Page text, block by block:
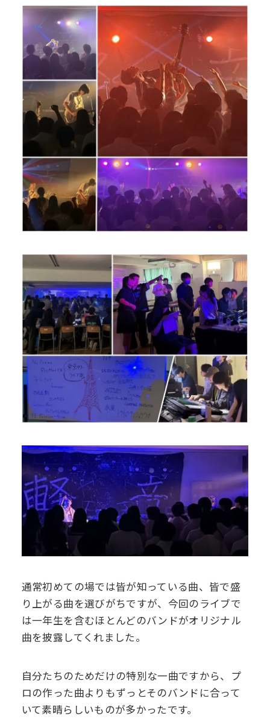
通常初めての場では皆が知っている曲、皆で盛
り上がる曲を選びがちですが、今回のライブで
は一年生を含むほとんどのバンドがオリジナル
曲を披露してくれました。
自分たちのためだけの特別な一曲ですから、プ
ロの作った曲よりもずっとそのバンドに合って
いて素晴らしいものが多かったです。